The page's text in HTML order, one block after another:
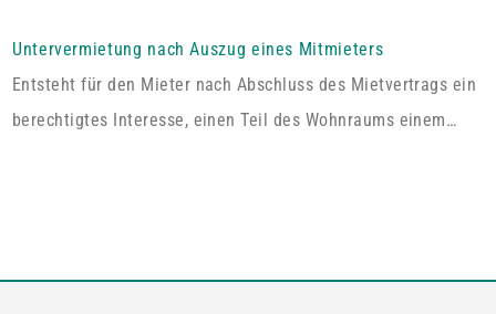
alleinige ausschließliche Benutzung der abgeschlossenen
Wohnung im Dachgeschoss“. Tatsächlich handelt es sich bei
dem […]
Untervermietung nach Auszug eines Mitmieters
Entsteht für den Mieter nach Abschluss des Mietvertrags ein
berechtigtes Interesse, einen Teil des Wohnraums einem